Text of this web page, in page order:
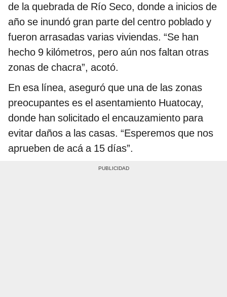
de la quebrada de Río Seco, donde a inicios de
año se inundó gran parte del centro poblado y
fueron arrasadas varias viviendas. “Se han
hecho 9 kilómetros, pero aún nos faltan otras
zonas de chacra”, acotó.
En esa línea, aseguró que una de las zonas
preocupantes es el asentamiento Huatocay,
donde han solicitado el encauzamiento para
evitar daños a las casas. “Esperemos que nos
aprueben de acá a 15 días”.